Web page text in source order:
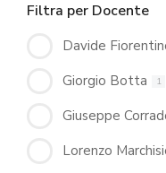
Filtra per Docente
Davide
Giorgio Botta 1
Giuseppe
Lorenzo